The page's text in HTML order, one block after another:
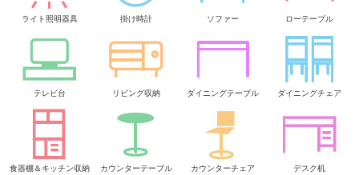
ライト照明器具 掛け時計 ソファー ローテーブル
テレビ台 リビング収納 ダイニングテーブル ダイニングチェア
食器棚＆キッチン収納 カウンターテーブル カウンターチェア デスク机